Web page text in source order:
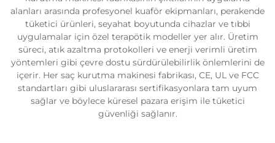
alanları arasında profesyonel kuaför ekipmanları, perakende
tüketici ürünleri, seyahat boyutunda cihazlar ve tıbbi
uygulamalar için özel terapötik modeller yer alır. Üretim
süreci, atık azaltma protokolleri ve enerji verimli üretim
yöntemleri gibi çevre dostu sürdürülebilirlik önlemlerini de
içerir. Her saç kurutma makinesi fabrikası, CE, UL ve FCC
standartları gibi uluslararası sertifikasyonlara tam uyum
sağlar ve böylece küresel pazara erişim ile tüketici
güvenliği sağlanır.